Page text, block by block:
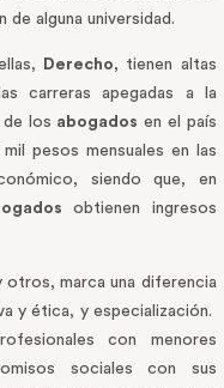
alguna universidad.
Derecho, tienen altas
carreras apegadas a la
de los abogados en el país
pesos mensuales en las
siendo que, en
obtienen ingresos
otros, marca una diferencia
y ética, y especialización.
con menores
sociales con sus